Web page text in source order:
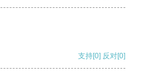
支持[0] 反对[0]